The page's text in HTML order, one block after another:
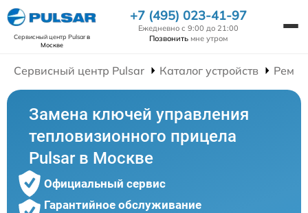
Сервисный центр Pulsarв
Москве
+7 (495) 023-41-97
Ежедневно с 9:00 до 21:00
Позвонить мне утром
Сервисный центр Pulsar Каталог устройств
Замена ключей управления
тепловизионного прицела
Pulsar в Москве
Официальный сервис
Гарантийное обслуживание